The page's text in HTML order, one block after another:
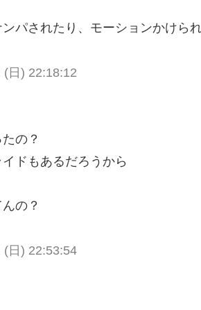
パされたり、モーションかけられ
(日) 22:18:12
の？
ドもあるだろうから
の？
(日) 22:53:54